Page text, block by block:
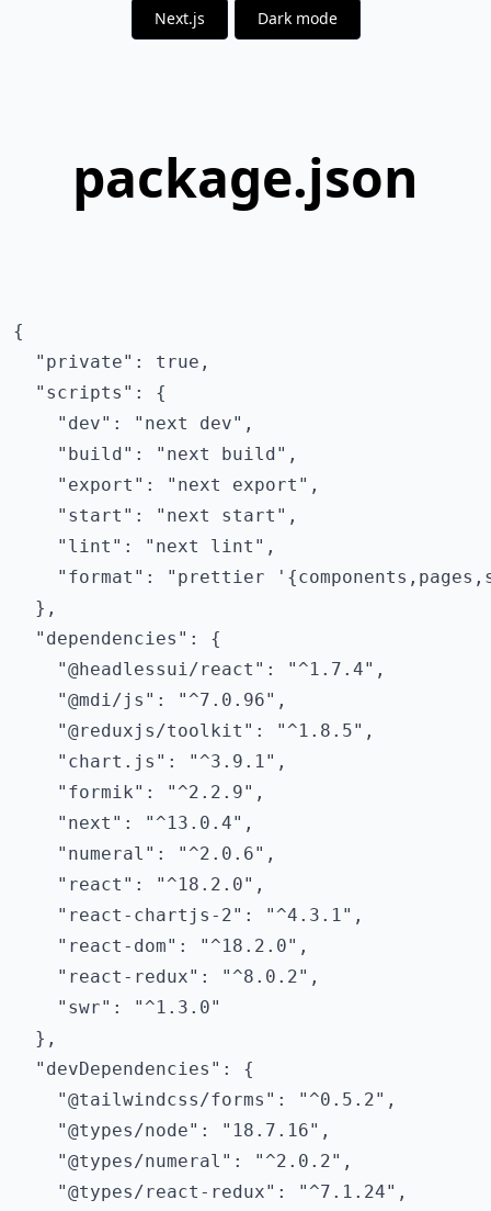
Next.js Dark mode
package.json
{
  "private": true,
  "scripts": {
    "dev": "next dev",
    "build": "next build",
    "export": "next export",
    "start": "next start",
    "lint": "next lint",
"format": "prettier
  },
  "dependencies": {
    "@headlessui/react": "^1.7.4",
    "@mdi/js": "^7.0.96",
    "@reduxjs/toolkit": "^1.8.5",
    "chart.js": "^3.9.1",
    "formik": "^2.2.9",
    "next": "^13.0.4",
    "numeral": "^2.0.6",
    "react": "^18.2.0",
    "react-chartjs-2": "^4.3.1",
    "react-dom": "^18.2.0",
    "react-redux": "^8.0.2",
    "swr": "^1.3.0"
  },
  "devDependencies": {
    "@tailwindcss/forms": "^0.5.2",
    "@types/node": "18.7.16",
    "@types/numeral": "^2.0.2",
    "@types/react-redux": "^7.1.24",